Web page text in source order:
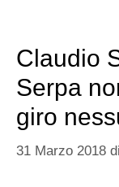
Claudio
Serpa
giro
31 Marzo 2018 di